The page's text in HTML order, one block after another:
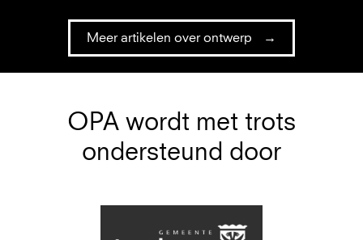
Meer artikelen over ontwerp
OPA wordt met trots
ondersteund door